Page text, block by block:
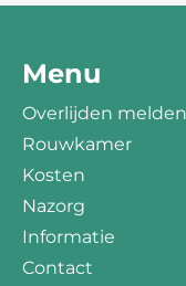
Menu
Overlijden melden
Rouwkamer
Kosten
Nazorg
Informatie
Contact